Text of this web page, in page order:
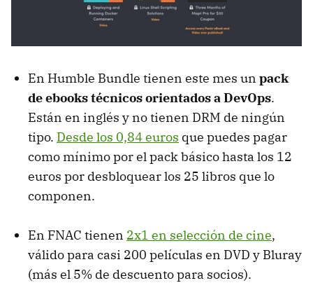
En Humble Bundle tienen este mes un pack
de ebooks técnicos orientados a DevOps.
Están en inglés y no tienen DRM de ningún
tipo. Desde los 0,84 euros que puedes pagar
como mínimo por el pack básico hasta los 12
euros por desbloquear los 25 libros que lo
componen.
En FNAC tienen 2x1 en selección de cine,
válido para casi 200 películas en DVD y Bluray
(más el 5% de descuento para socios).